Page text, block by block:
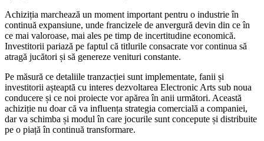
Achiziția marchează un moment important pentru o industrie în
continuă expansiune, unde francizele de anvergură devin din ce în
ce mai valoroase, mai ales pe timp de incertitudine economică.
Investitorii pariază pe faptul că titlurile consacrate vor continua să
atragă jucători și să genereze venituri constante.
Pe măsură ce detaliile tranzacției sunt implementate, fanii și
investitorii așteaptă cu interes dezvoltarea Electronic Arts sub noua
conducere și ce noi proiecte vor apărea în anii următori. Această
achiziție nu doar că va influența strategia comercială a companiei,
dar va schimba și modul în care jocurile sunt concepute și distribuite
pe o piață în continuă transformare.